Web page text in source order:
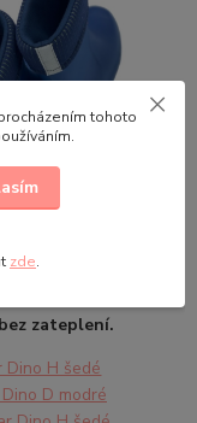
jara, pak vložku
bez zateplení.
tohoto
zde.